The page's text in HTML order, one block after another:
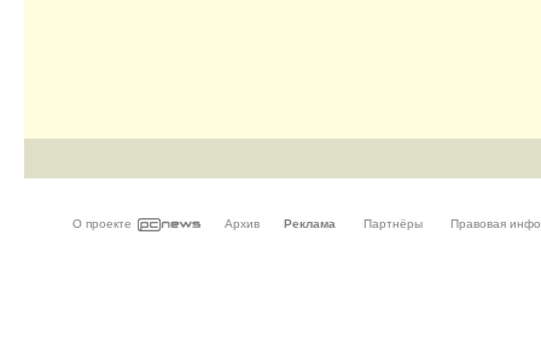
О проекте Архив Реклама Партнёры Правовая